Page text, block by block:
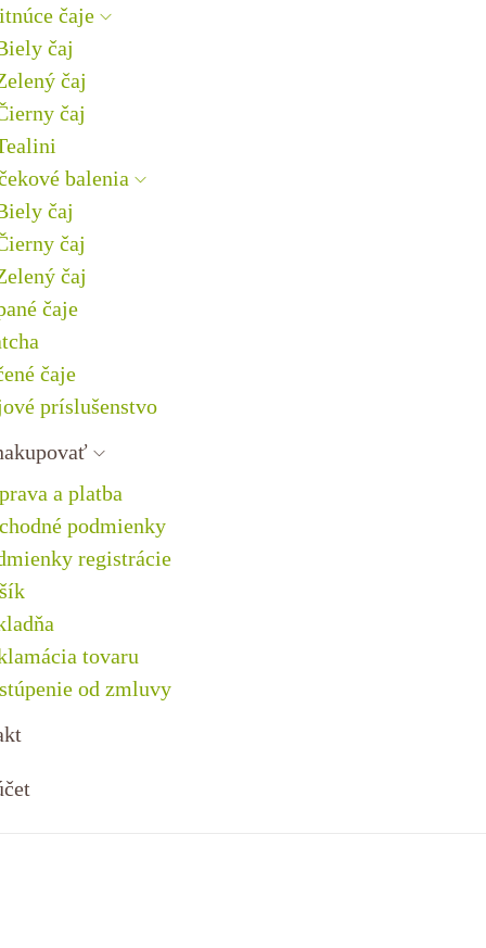
čaje
čaj
čaj
čaj
balenia
čaj
čaj
čaj
čaje
čaje
príslušenstvo
a platba
podmienky
registrácie
tovaru
od zmluvy